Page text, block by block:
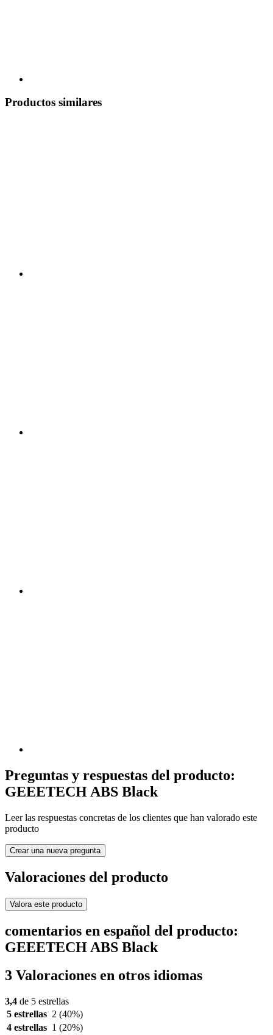
Productos similares
Preguntas y respuestas del producto:
GEEETECH ABS Black
Leer las respuestas concretas de los clientes que han valorado este
producto
Crear una nueva pregunta
Valoraciones del producto
Valora este producto
comentarios en español del producto:
GEEETECH ABS Black
3 Valoraciones en otros idiomas
3,4 de 5 estrellas
5 estrellas 2 (40%)
4 estrellas 1 (20%)